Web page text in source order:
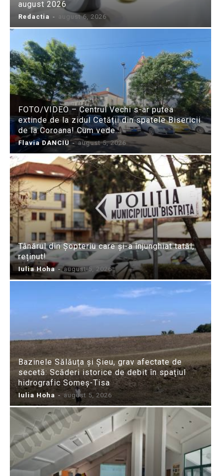
august 2026
Redactia - august 6, 2026
FOTO/VIDEO – Centrul Vechi s-ar putea
extinde de la zidul Cetății din spatele Bisericii
de la Coroana! Cum vede...
Flavia DANCIU - august 5, 2026
Tânărul din Șopteriu care și-a înjunghiat tatăl,
reținut!
Iulia Hoha - august 5, 2026
Bazinele Sălăuța și Șieu, grav afectate de
secetă: Scăderi istorice de debit în spațiul
hidrografic Someș-Tisa
Iulia Hoha - august 5, 2026